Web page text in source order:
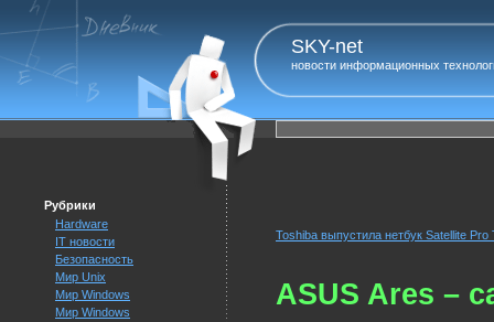
SKY-net
новости информационных
Рубрики
Hardware
IT новости
Безопасность
Мир Unix
Мир Windows
Мир Windows
Toshiba выпустила нетбук Satellite Pro
ASUS Ares –